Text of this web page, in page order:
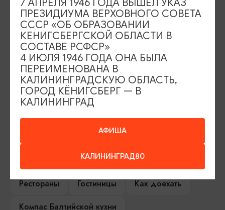
ИЩИТЕ ТАКЖЕ НА НАШЕМ САЙТЕ
Серебряное ожерелье
Туры и экскурсии
Афиша мероприятий
Достопримечательности
Карты и маршруты
Рестораны
Гостиницы
Как доехать
Компас Балтийской кухни
АФИША
КАЛИНИНГРАД80
7 АПРЕЛЯ 1946 ГОДА ВЫШЕЛ УКАЗ
ПРЕЗИДИУМА ВЕРХОВНОГО СОВЕТА
СССР «ОБ ОБРАЗОВАНИИ
КЕНИГСБЕРГСКОЙ ОБЛАСТИ В
СОСТАВЕ РСФСР»
4 ИЮЛЯ 1946 ГОДА ОНА БЫЛА
ПЕРЕИМЕНОВАНА В
КАЛИНИНГРАДСКУЮ ОБЛАСТЬ,
ГОРОД КЁНИГСБЕРГ — В
КАЛИНИНГРАД